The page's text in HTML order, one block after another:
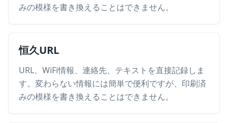
みの模様を書き換えることはできません。
恒久URL
URL、WiFi情報、連絡先、テキストを直接記録しま
す。変わらない情報には簡単で便利ですが、印刷済
みの模様を書き換えることはできません。